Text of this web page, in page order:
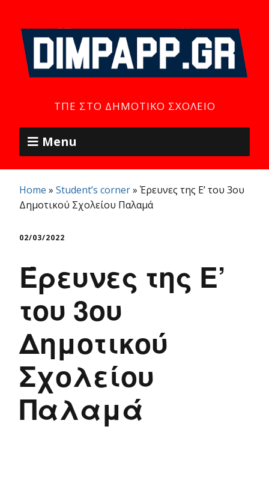
ΤΠΕ ΣΤΟ ΔΗΜΟΤΙΚΌ ΣΧΟΛΕΊΟ
Menu
Home » Student’s corner» Έρευνες της Ε’ του 3ου
Δημοτικού Σχολείου Παλαμά
02/03/2022
Έρευνες της Ε’
του 3ου
Δημοτικού
Σχολείου
Παλαμά